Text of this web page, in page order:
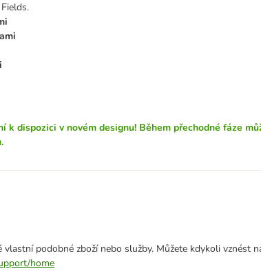
dispozici v novém designu! Během přechodné fáze
podobné zboží nebo služby. Můžete kdykoli vznést
home